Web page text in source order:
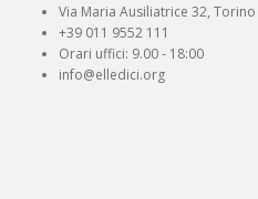
Via Maria Ausiliatrice 32, Torino
+39 011 9552 111
Orari uffici: 9.00 - 18:00
info@elledici.org